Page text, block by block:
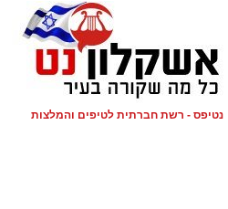
נטיפס - רשת חברתית לטיפים והמלצות